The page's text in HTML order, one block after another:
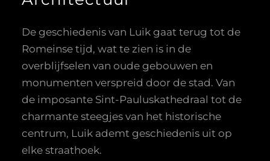
De geschiedenis van Luik gaat terug tot de
Romeinse tijd, wat te zien is in de
overblijfselen van oude gebouwen en
monumenten verspreid door de stad. Van
de imposante Sint-Pauluskathedraal tot de
charmante steegjes van het historische
centrum, Luik ademt geschiedenis uit op
elke straathoek.